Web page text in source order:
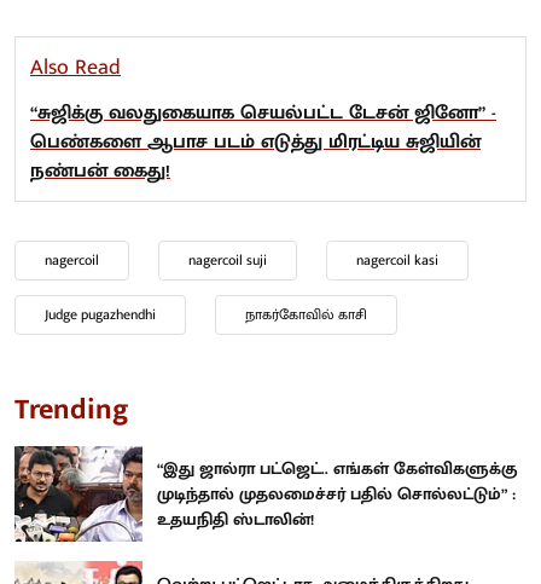
Also Read
“சுஜிக்கு வலதுகையாக செயல்பட்ட டேசன் ஜினோ” -
பெண்களை ஆபாச படம் எடுத்து மிரட்டிய சுஜியின்
நண்பன் கைது!
nagercoil nagercoil suji nagercoil kasi
Judge pugazhendhi நாகர்கோவில் காசி
Trending
“இது ஜால்ரா பட்ஜெட்.. எங்கள் கேள்விகளுக்கு
முடிந்தால் முதலமைச்சர் பதில் சொல்லட்டும்” :
உதயநிதி ஸ்டாலின்!